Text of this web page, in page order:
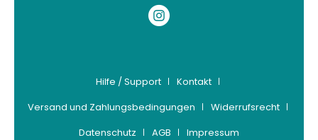
Hilfe / Support
Kontakt
Versand und Zahlungsbedingungen
Widerrufsrecht
Datenschutz
AGB Impressum